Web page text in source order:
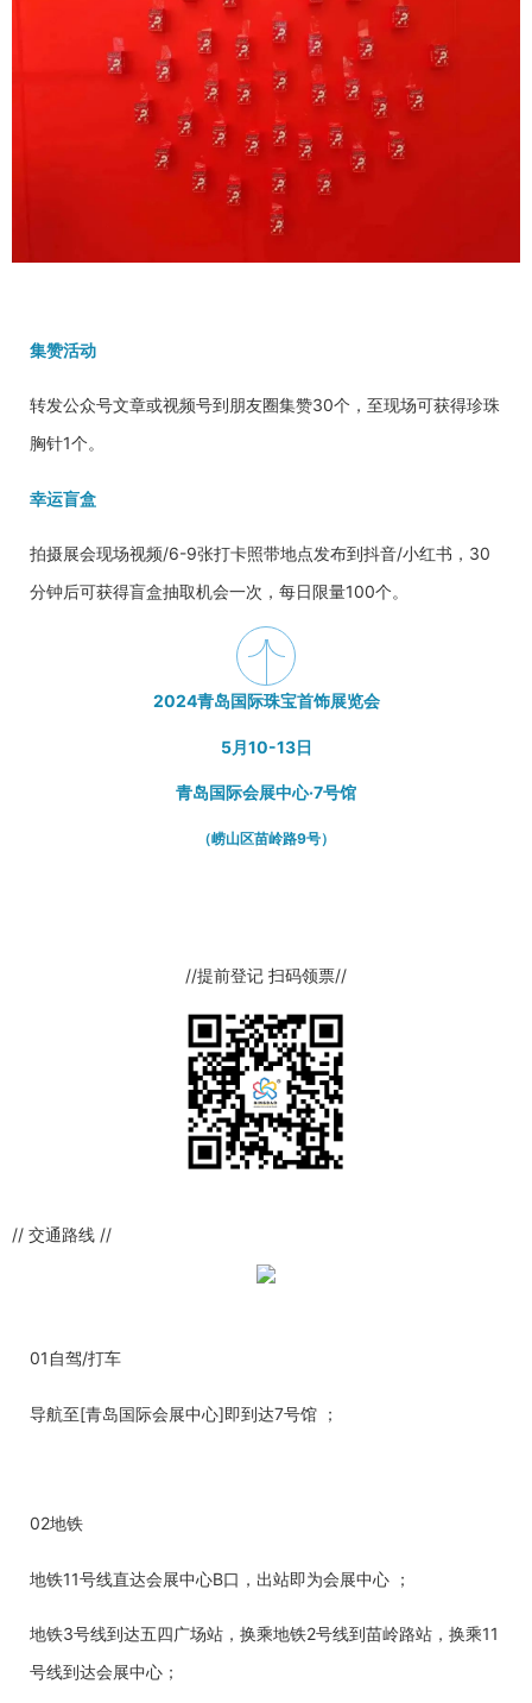
集赞活动
转发公众号文章或视频号到朋友圈集赞30个，至现场可获得珍珠
胸针1个。
幸运盲盒
拍摄展会现场视频/6-9张打卡照带地点发布到抖音/小红书，30
分钟后可获得盲盒抽取机会一次，每日限量100个。
2024青岛国际珠宝首饰展览会
5月10-13日
青岛国际会展中心·7号馆
（崂山区苗岭路9号）
//提前登记 扫码领票//
// 交通路线 //
01自驾/打车
导航至[青岛国际会展中心]即到达7号馆 ；
02地铁
地铁11号线直达会展中心B口，出站即为会展中心 ；
地铁3号线到达五四广场站，换乘地铁2号线到苗岭路站，换乘11
号线到达会展中心；